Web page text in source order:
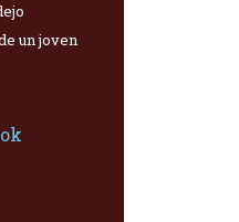
un joven